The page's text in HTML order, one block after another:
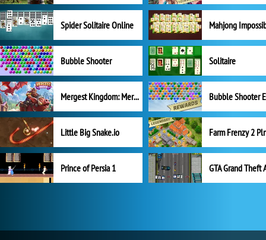
Spider Solitaire Online Mahjong
Bubble Shooter Solitaire
Mergest Kingdom: Merge Puzzle
Little Big Snake.io
Prince of Persia 1 GTA Grand Theft